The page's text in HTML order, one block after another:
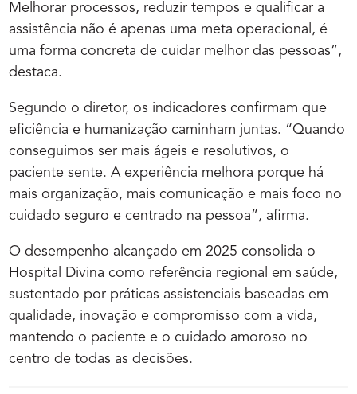
Melhorar processos, reduzir tempos e qualificar a
assistência não é apenas uma meta operacional, é
uma forma concreta de cuidar melhor das pessoas”,
destaca.
Segundo o diretor, os indicadores confirmam que
eficiência e humanização caminham juntas. “Quando
conseguimos ser mais ágeis e resolutivos, o
paciente sente. A experiência melhora porque há
mais organização, mais comunicação e mais foco no
cuidado seguro e centrado na pessoa”, afirma.
O desempenho alcançado em 2025 consolida o
Hospital Divina como referência regional em saúde,
sustentado por práticas assistenciais baseadas em
qualidade, inovação e compromisso com a vida,
mantendo o paciente e o cuidado amoroso no
centro de todas as decisões.